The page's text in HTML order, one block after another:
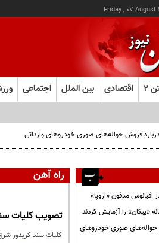
Friday , 07 August
۲ اقتصادی بین الملل اجتماعی
فروش حواله‌های صوری خودروهای وارداتی
راه آهن
تصویب کلیات
کلیات سند کریدور
اقیانوس مدفون «اروپا»
«پیکان» را آزمایش کردند
حواله‌های صوری خودروهای